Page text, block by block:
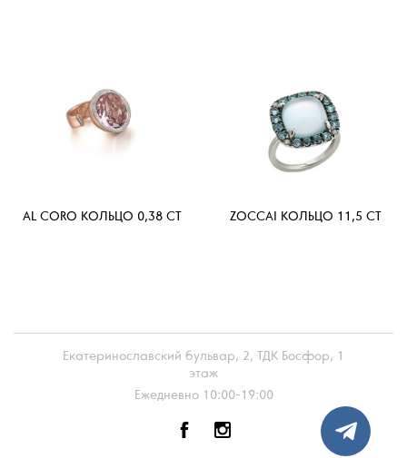
AL CORO КОЛЬЦО 0,38 CT ZOCCAI КОЛЬЦО 11,5 CT
Екатеринославский бульвар, 2, ТДК Босфор, 1
этаж
Ежедневно 10:00-19:00